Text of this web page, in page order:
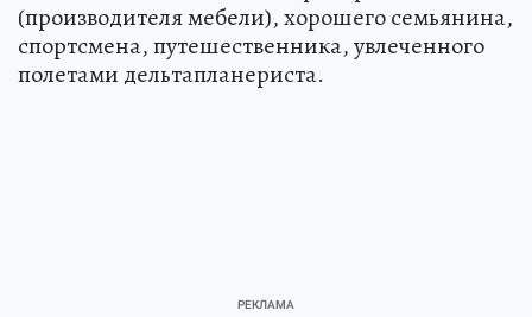
(производителя мебели), хорошего семьянина,
спортсмена, путешественника, увлеченного
полетами дельтапланериста.